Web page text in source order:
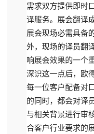
需求双方提供即时
译服务。展会翻译
展会现场必需具备
外，现场的译员翻
响展会效果的一个
深识这一点后，欧
每一位客户配备对
的同时，都会对译
与相关背景进行审
合客户行业要求的